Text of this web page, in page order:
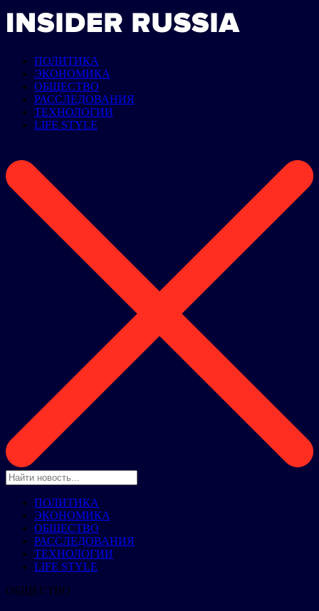
ПОЛИТИКА
ЭКОНОМИКА
ОБЩЕСТВО
РАССЛЕДОВАНИЯ
ТЕХНОЛОГИИ
LIFE STYLE
ПОЛИТИКА
ЭКОНОМИКА
ОБЩЕСТВО
РАССЛЕДОВАНИЯ
ТЕХНОЛОГИИ
LIFE STYLE
ОБЩЕСТВО